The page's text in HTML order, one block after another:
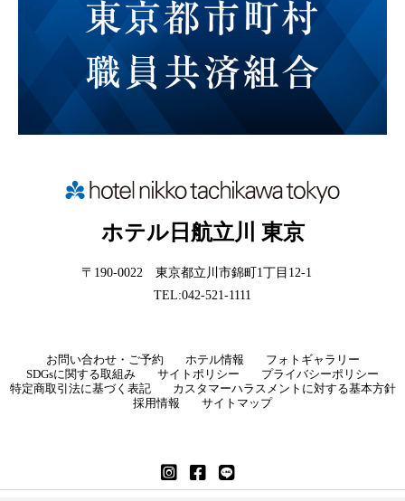
ホテル日航立川 東京
〒190-0022 東京都立川市錦町1丁目12-1
TEL:042-521-1111
お問い合わせ・ご予約 ホテル情報
フォトギャラリー
SDGsに関する取組み
サイトポリシー
プライバシーポリシー
特定商取引法に基づく表記
カスタマーハラスメントに対する基本方針
採用情報
サイトマップ